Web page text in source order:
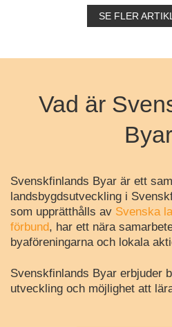
SE FLER
Vad är
Svenskfinlands Byar är ett
landsbygdsutveckling i
som upprätthålls av Svenska
förbund, har ett nära
byaföreningarna och lokala
Svenskfinlands Byar erbjuder
utveckling och möjlighet att